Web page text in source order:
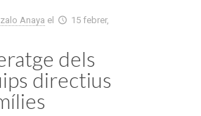
Anaya el
15 febrer,
dels
directius